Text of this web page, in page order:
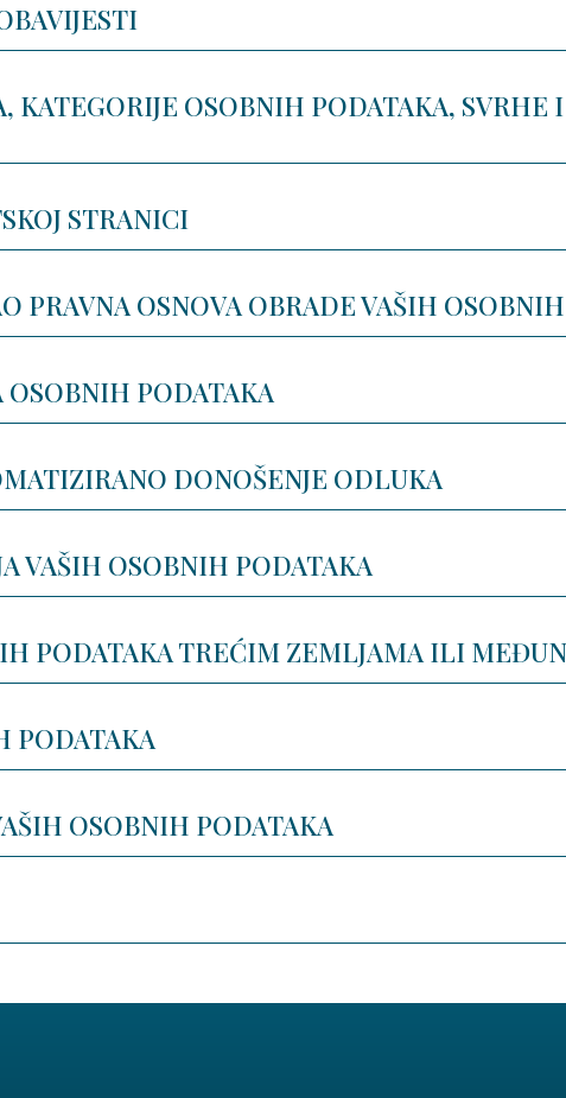
KATEGORIJE OSOBNIH PODATAKA, SVRHE
STRANICI
PRAVNA OSNOVA OBRADE VAŠIH
OSOBNIH PODATAKA
DONOŠENJE ODLUKA
VAŠIH OSOBNIH PODATAKA
PODATAKA TREĆIM ZEMLJAMA ILI
PODATAKA
OSOBNIH PODATAKA